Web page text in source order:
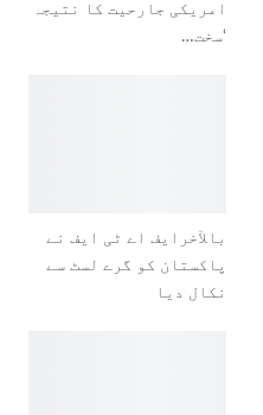
امریکی جارحیت کا نتیجہ
‘سخت…
بالآخرایف اے ٹی ایف نے
پاکستان کو گرے لسٹ سے
نکال دیا